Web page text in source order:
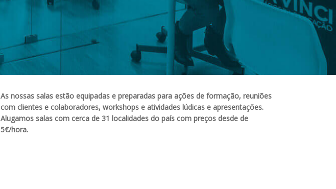
As nossas salas estão equipadas e preparadas para ações de formação, reuniões
com clientes e colaboradores, workshops e atividades lúdicas e apresentações.
Alugamos salas com cerca de 31 localidades do país com preços desde de
5€/hora.